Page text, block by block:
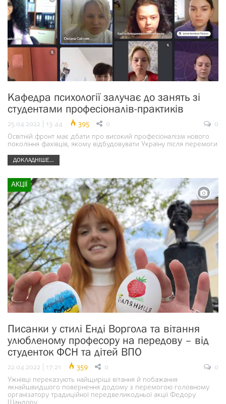
Кафедра психології залучає до занять зі
студентами професіоналів-практиків
25.04.2022 | 13:44 395 0
0
Освітній фронт має дбати про високий професіоналізм нового
покоління фахівців, якому відбудовувати Україну після перемоги
ДОКЛАДНІШЕ...
АКЦІЇ
Писанки у стилі Енді Воргола та вітання
улюбленому професору на передову – від
студенток ФСН та дітей ВПО
22.04.2022 | 17:21 359 0
0
Ужнівці переказують найщиріші вітання й побажання
якнайшвидшого повернення додому з перемогою головному
організатору традиційної передвеликодньої акції Федору